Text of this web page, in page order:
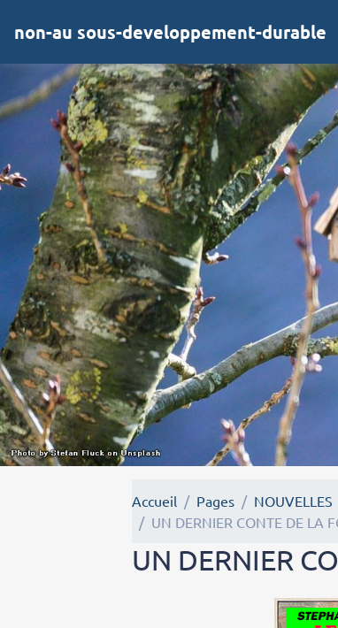
non-au sous-developpement-durable
Accueil Pages NOUVELLES
UN DERNIER CONTE DE LA
UN DERNIER